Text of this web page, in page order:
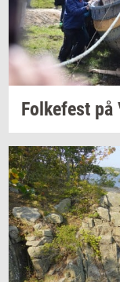
Fol­ke­fest på